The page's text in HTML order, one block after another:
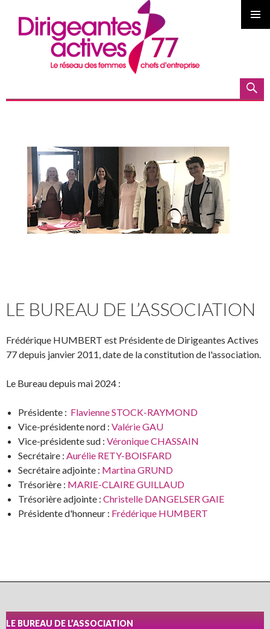
LE BUREAU DE L’ASSOCIATION
Frédérique HUMBERT est Présidente de Dirigeantes Actives
77 depuis janvier 2011, date de la constitution de l'association.
Le Bureau depuis mai 2024 :
Présidente : Flavienne STOCK-RAYMOND
Vice-présidente nord : Valérie GAU
Vice-présidente sud : Véronique CHASSAIN
Secrétaire : Aurélie RETY-BOISFARD
Secrétaire adjointe : Martina GRUND
Trésorière : MARIE-CLAIRE GUILLAUD
Trésorière adjointe : Christelle DANGELSER GAIE
Présidente d'honneur : Frédérique HUMBERT
LE BUREAU DE L’ASSOCIATION